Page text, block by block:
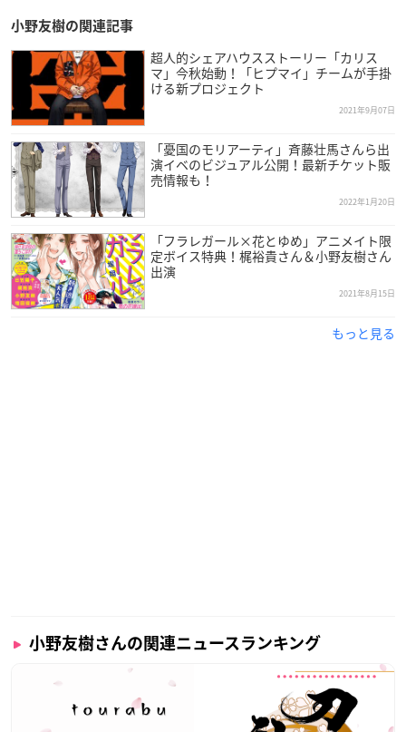
小野友樹の関連記事
超人的シェアハウスストーリー「カリス
マ」今秋始動！「ヒプマイ」チームが手掛
ける新プロジェクト
2021年9月07日
「憂国のモリアーティ」斉藤壮馬さんら出
演イベのビジュアル公開！最新チケット販
売情報も！
2022年1月20日
「フラレガール×花とゆめ」アニメイト限
定ボイス特典！梶裕貴さん＆小野友樹さん
出演
2021年8月15日
もっと見る
小野友樹さんの関連ニュースランキング